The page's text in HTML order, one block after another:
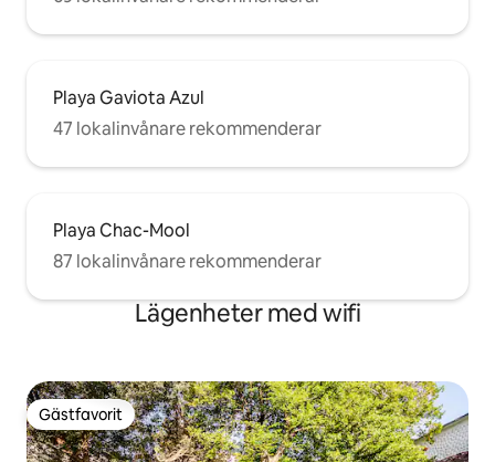
Playa Gaviota Azul
47 lokalinvånare rekommenderar
Playa Chac-Mool
87 lokalinvånare rekommenderar
Lägenheter med wifi
Gästfavorit
Gästfavorit